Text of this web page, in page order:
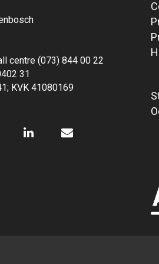
centre (073) 844 00 22
31
KVK 41080169